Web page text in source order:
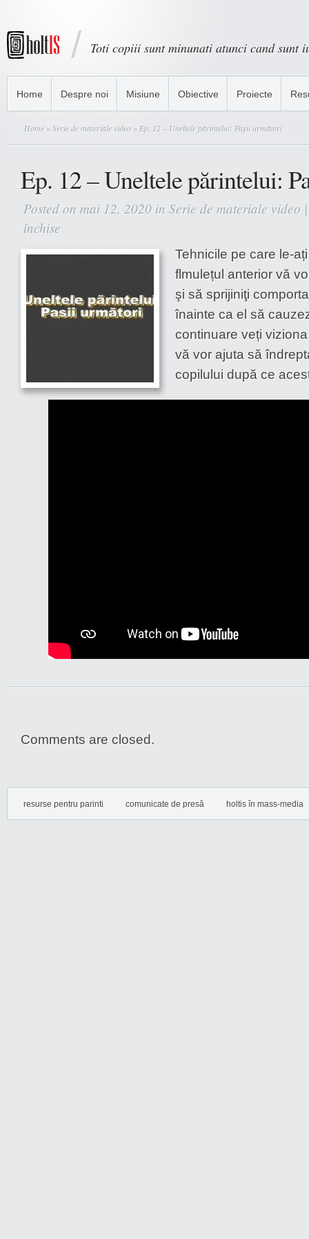
Toti copiii sunt minunati atunci cand sunt
Home Despre noi Misiune Obiective Proiecte
Home »Serie de materiale video » Ep. 12 – Uneltele părintelui: Pașii următori
Ep. 12 – Uneltele părintelui:
Posted on mai 12, 2020 in Serie de materiale video
închise
12
părintelui:
Pașii
Tehnicile pe care le-
flmulețul anterior vă
şi să sprijiniţi
înainte ca el să
continuare veți
vă vor ajuta să
copilului după ce
Comments are closed.
resurse pentru parinti comunicate de presă holtis în mass-media